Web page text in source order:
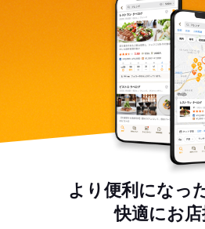
より便利になっ
快適にお店